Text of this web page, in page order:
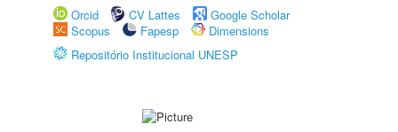
Orcid
CV Lattes
Google Scholar
Scopus
Fapesp
Dimensions
Repositório Institucional UNESP